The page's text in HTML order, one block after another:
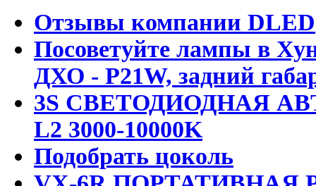
Отзывы компании DLED
Посоветуйте лампы в
ДХО - P21W, задний
3S СВЕТОДИОДНАЯ
L2 3000-10000K
Подобрать цоколь